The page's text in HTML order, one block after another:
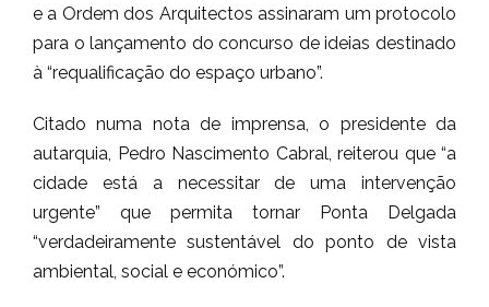
e a Ordem dos Arquitectos assinaram um protocolo
para o lançamento do concurso de ideias destinado
à “requalificação do espaço urbano”.
Citado numa nota de imprensa, o presidente da
autarquia, Pedro Nascimento Cabral, reiterou que “a
cidade está a necessitar de uma intervenção
urgente” que permita tornar Ponta Delgada
“verdadeiramente sustentável do ponto de vista
ambiental, social e económico”.